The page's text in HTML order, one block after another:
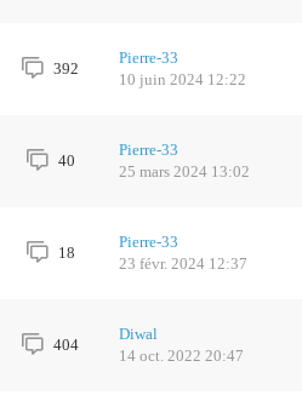
392
Pierre-33
10 juin 2024 12:22
40
Pierre-33
25 mars 2024 13:02
18
Pierre-33
23 févr. 2024 12:37
404
Diwal
14 oct. 2022 20:47